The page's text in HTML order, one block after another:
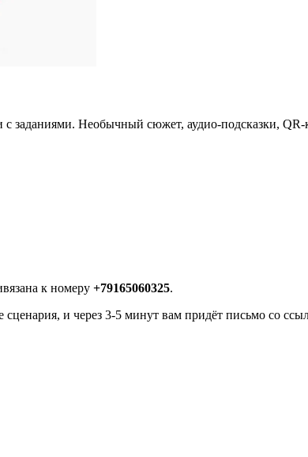
заданиями. Необычный сюжет, аудио-подсказки,
к номеру +79165060325.
сценария, и через 3-5 минут вам придёт письмо со